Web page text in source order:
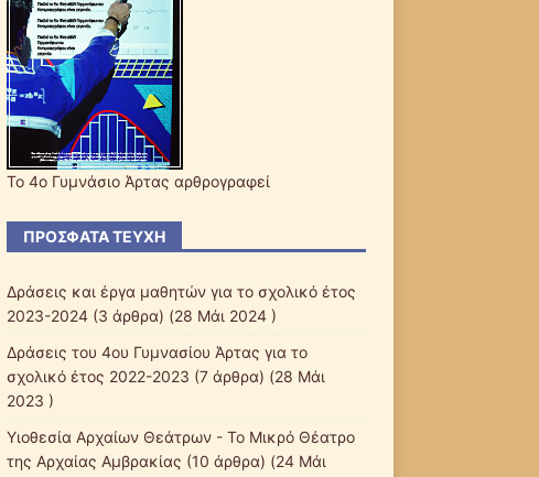
Το 4ο Γυμνάσιο Άρτας αρθρογραφεί
ΠΡΌΣΦΑΤΑ ΤΕΎΧΗ
Δράσεις και έργα μαθητών για το σχολικό έτος
2023-2024(3 άρθρα) (28 Μάι 2024 )
Δράσεις του 4ου Γυμνασίου Άρτας για το
σχολικό έτος 2022-2023 (7 άρθρα) (28 Μάι
2023 )
Υιοθεσία Αρχαίων Θεάτρων - Το Μικρό Θέατρο
της Αρχαίας Αμβρακίας (10 άρθρα) (24 Μάι